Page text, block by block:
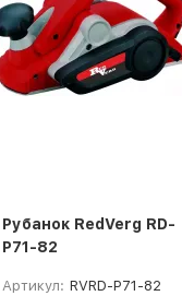
Рубанок RedVerg RD-
P71-82
Артикул: RVRD-P71-82